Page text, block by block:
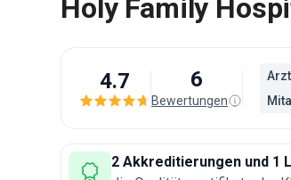
Holy Family
4.7 6
Bewertungen
2 Akkreditierungen und 1